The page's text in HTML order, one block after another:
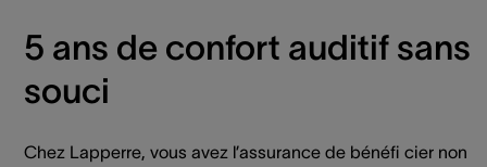
5 ans de confort auditif sans
souci
Chez Lapperre, vous avez l’assurance de bénéfi cier non